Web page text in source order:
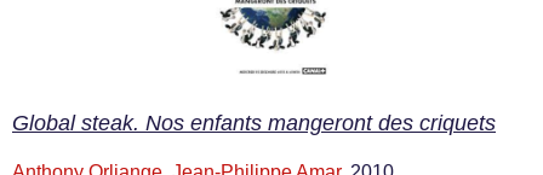
Global steak. Nos enfants mangeront des criquets